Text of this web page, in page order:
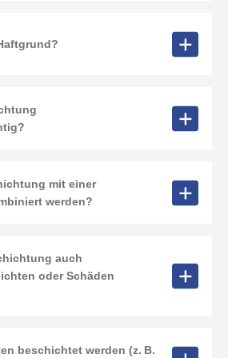
mit einer
werden?
auch
oder Schäden
beschichtet werden (z. B.